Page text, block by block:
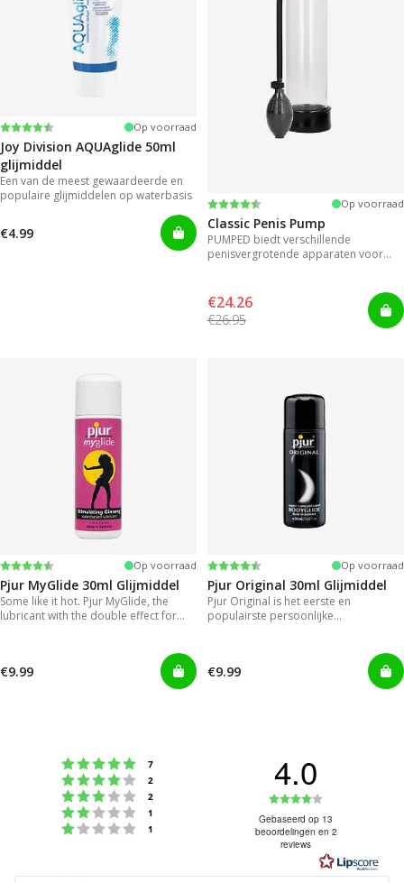
Beoordeling:
4.2 uit 5 sterren Op voorraad
Joy Division AQUAglide 50ml
glijmiddel
Een van de meest gewaardeerde en
populaire glijmiddelen op waterbasis
€4.99
Beoordeling:
4.3 uit 5 sterren Op voorraad
Classic Penis Pump
PUMPED biedt verschillende
penisvergrotende apparaten voor
€24.26
€26.95
Beoordeling:
4.2 uit 5 sterren Op voorraad
Pjur MyGlide 30ml Glijmiddel
Some like it hot. Pjur MyGlide, the
lubricant with the double effect for
€9.99
Beoordeling:
4.2 uit 5 sterren Op voorraad
Pjur Original 30ml Glijmiddel
Pjur Original is het eerste en
populairste persoonlijke
€9.99
Beoordeling: 5 uit 5 sterren
7
Beoordeling: 4 uit 5 sterren
2
Beoordeling: 3 uit 5 sterren
2
Beoordeling: 2 uit 5 sterren
1
Beoordeling: 1 uit 5 sterren
1
4.0
4.0
uit
5
Gebaseerd op 13
beoordelingen en 2
reviews